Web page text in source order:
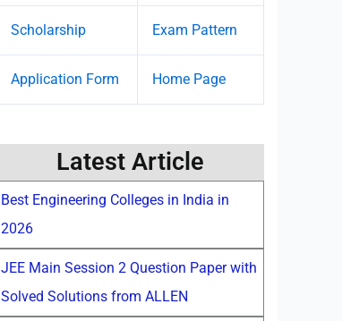
Scholarship Exam Pattern
Application Form Home Page
Latest Article
Best Engineering Colleges in India in
2026
JEE Main Session 2 Question Paper with
Solved Solutions from ALLEN